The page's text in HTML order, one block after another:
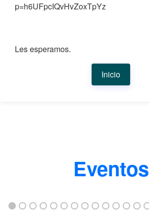
p=h6UFpcIQvHvZoxTpYz
Les esperamos.
Inicio
Eventos